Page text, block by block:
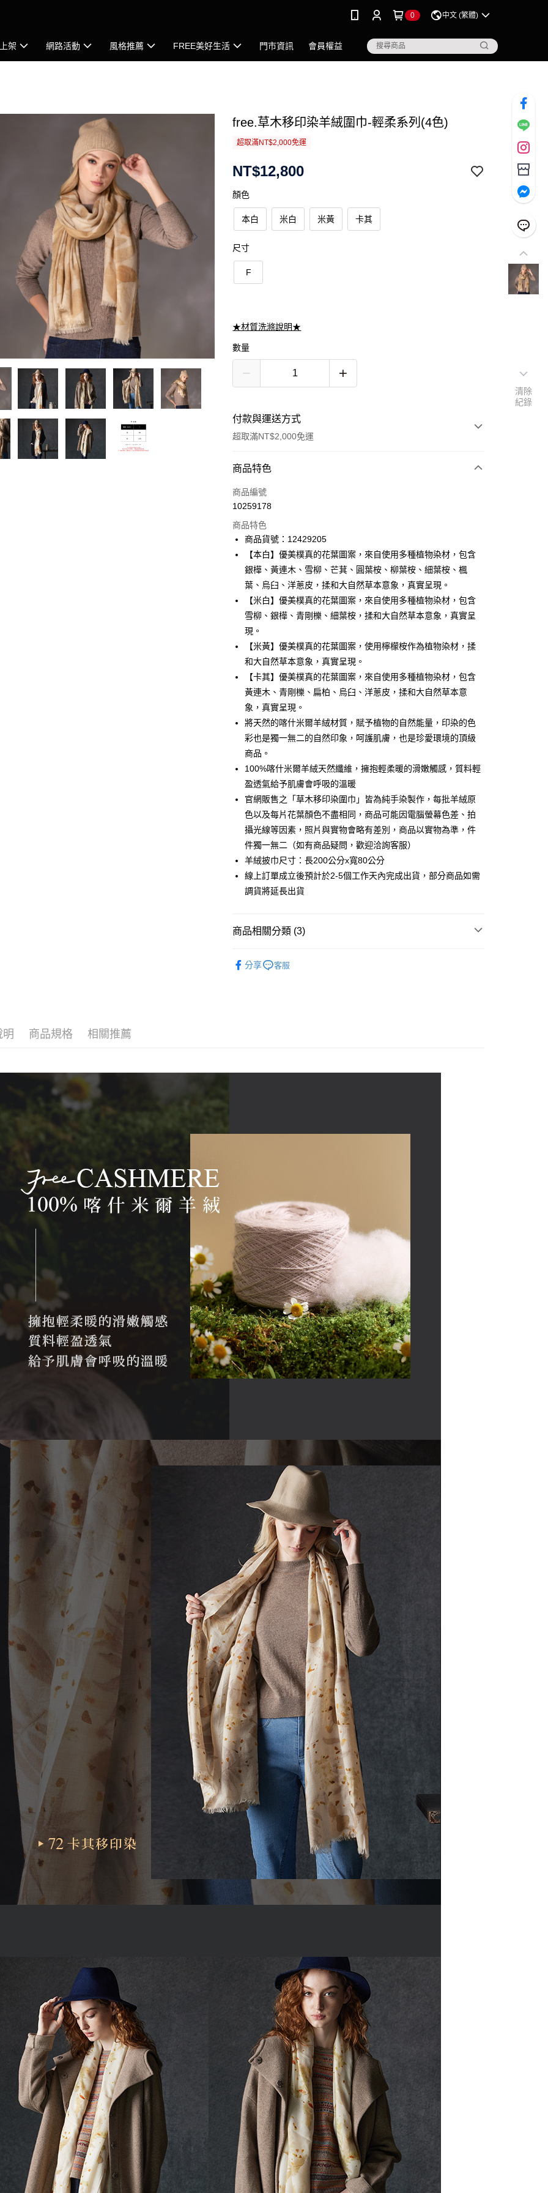
0 中文 (繁體)
架 網路活動 風格推薦 FREE美好生活 門市資訊 會員權益
free.草木移印染羊絨圍巾-輕柔系列(4色)
超取滿NT$2,000免運
NT$12,800
顏色
本白 米白 米黃 卡其
尺寸
F
★材質洗滌說明★
數量
付款與運送方式
超取滿NT$2,000免運
付款方式
信用卡一次付款
3 期 0 利率 每期
合作金庫商業銀行
第一商業銀行
華南商業銀行
彰化商業銀行
國泰世華商業銀行
兆豐國際商業銀行
臺灣中小企業銀行
台中商業銀行
匯豐（台灣）商業銀行
華泰商業銀行
聯邦商業銀行
元大商業銀行
永豐商業銀行
台新國際商業銀行
台灣樂天信用卡公司
6 期 0 利率 每期NT$2,133 21家銀行
合作金庫商業銀行
第一商業銀行
華南商業銀行
彰化商業銀行
上海商業儲蓄銀行
台北富邦商業銀行
臺灣中小企業銀行
台中商業銀行
匯豐（台灣）商業銀行
聯邦商業銀行
遠東國際商業銀行
元大商業銀行
玉山商業銀行
星展（台灣）商業銀行
台灣樂天信用卡公司
12 期 0 利率 每期NT$1,066 21家銀行
合作金庫商業銀行
第一商業銀行
華南商業銀行
彰化商業銀行
上海商業儲蓄銀行
台北富邦商業銀行
國泰世華商業銀行
匯豐（台灣）商業銀行
華泰商業銀行
聯邦商業銀行
元大商業銀行
永豐商業銀行
玉山商業銀行
星展（台灣）商業銀行
台新國際商業銀行
超商取貨付款
LINE Pay
Apple Pay
街口支付
悠遊付
Google Pay
全盈+PAY
AFTEE先享後付
相關說明
AFTEE先享後付是「在收到商品之後才付款」的支付方式。 讓您購物簡單
便利好安心！
１．簡單：不需註冊會員、不需綁卡、不需儲值。
２．便利：只要手機號碼，簡訊認證，即可結帳。
３．安心：先確認商品／服務後，再付款。
１．於結帳方式選擇「AFTEE先享後付」後，將跳轉至「AFTEE先享後
付」結帳頁面，進行簡訊認證並確認金額後，即可完成結帳。
２．訂單成立數日內，您將收到繳費通知簡訊。
３．收到繳費通知簡訊後14天內，點擊此簡訊中的連結，可透過四大超商
絡購買商品的店家。未經商家同意取消之訂單仍視為有效，需透過AFTEE
是否繳費成功／繳費後需取消欲退款等相關疑問，請聯繫「AFTEE先享後
「AFTEE先享後付」，若未經同意申辦者引起之損失，本公司不負相關責
ATM付款
運送方式
全家超商取貨付款
每筆NT$100，滿NT$2,000(含以上)免運費
每筆NT$100，滿NT$2,000(含以上)免運費
每筆NT$100，滿NT$2,000(含以上)免運費
商品特色
商品編號
10259178
商品特色
商品貨號：12429205
【本白】優美樸真的花葉圖案，來自使用多種植物染材，包含
銀樺、黃連木、雪柳、芒萁、圓葉桉、柳葉桉、細葉桉、楓
葉、烏臼、洋蔥皮，揉和大自然草本意象，真實呈現。
【米白】優美樸真的花葉圖案，來自使用多種植物染材，包含
雪柳、銀樺、青剛櫟、細葉桉，揉和大自然草本意象，真實呈
現。
【米黃】優美樸真的花葉圖案，使用檸檬桉作為植物染材，揉
和大自然草本意象，真實呈現。
【卡其】優美樸真的花葉圖案，來自使用多種植物染材，包含
黃連木、青剛櫟、扁柏、烏臼、洋蔥皮，揉和大自然草本意
象，真實呈現。
將天然的喀什米爾羊絨材質，賦予植物的自然能量，印染的色
彩也是獨一無二的自然印象，呵護肌膚，也是珍愛環境的頂級
商品。
100%喀什米爾羊絨天然纖維，擁抱輕柔暖的滑嫩觸感，質料輕
盈透氣給予肌膚會呼吸的溫暖
官網販售之「草木移印染圍巾」皆為純手染製作，每批羊絨原
色以及每片花葉顏色不盡相同，商品可能因電腦螢幕色差、拍
攝光線等因素，照片與實物會略有差別，商品以實物為準，件
件獨一無二（如有商品疑問，歡迎洽詢客服）
羊絨披巾尺寸：長200公分x寬80公分
線上訂單成立後預計於2-5個工作天內完成出貨，部分商品如需
調貨將延長出貨
商品相關分類 (3)
分享 客服
明 商品規格 相關推薦
清除
紀錄